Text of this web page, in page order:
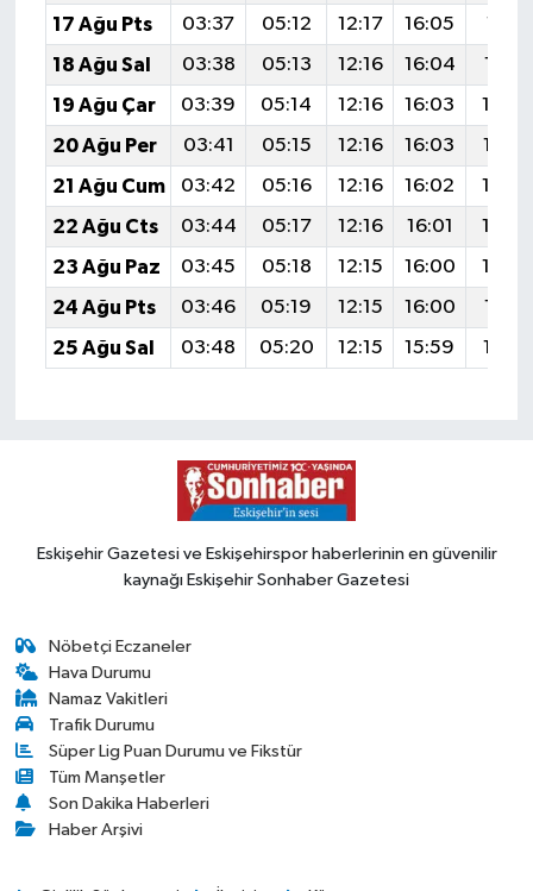
17 Ağu Pts
03:37 05:12 12:17 16:05
19:11
18 Ağu Sal
03:38 05:13 12:16 16:04
19:10
19 Ağu Çar
03:39 05:14 12:16 16:03
19:08
20 Ağu Per
03:41 05:15 12:16 16:03
19:07
21 Ağu Cum
03:42 05:16 12:16 16:02
19:05
22 Ağu Cts
03:44 05:17 12:16 16:01
19:04
23 Ağu Paz
03:45 05:18 12:15 16:00
19:02
24 Ağu Pts
03:46 05:19 12:15 16:00
19:01
25 Ağu Sal
03:48 05:20 12:15 15:59 18:59
Eskişehir Gazetesi ve Eskişehirspor haberlerinin en güvenilir
kaynağı Eskişehir Sonhaber Gazetesi
Nöbetçi Eczaneler
Hava Durumu
Namaz Vakitleri
Trafik Durumu
Süper Lig Puan Durumu ve Fikstür
Tüm Manşetler
Son Dakika Haberleri
Haber Arşivi